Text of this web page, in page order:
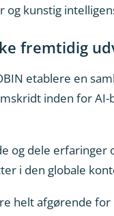
kunstig
fremtidig
etablere en
inden for
og dele erfaringer
i den globale
helt afgørende